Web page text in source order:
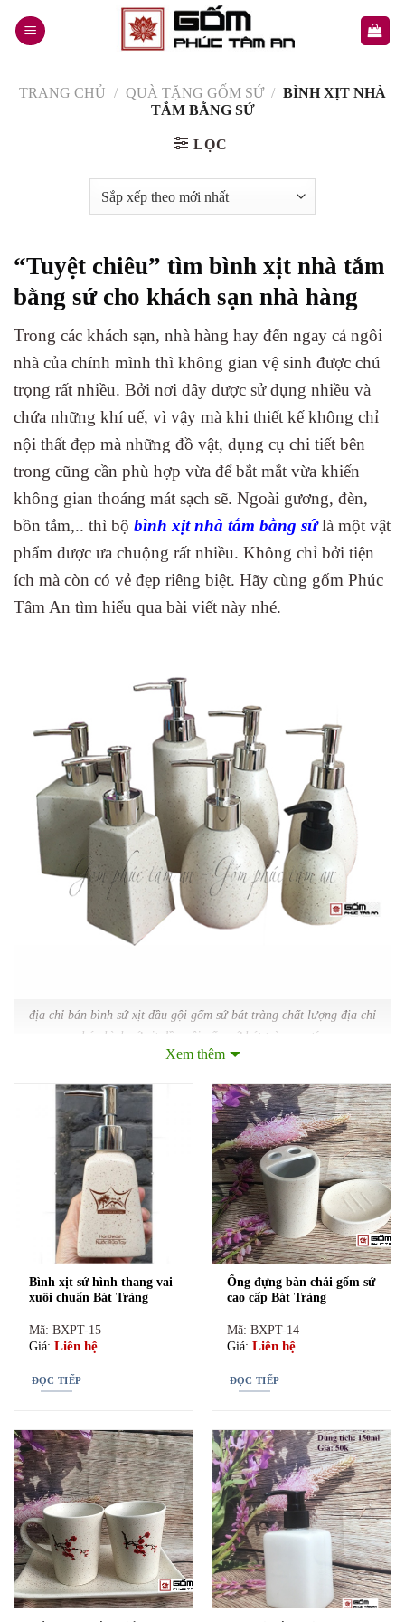
TRANG CHỦ / QUÀ TẶNG GỐM SỨ / BÌNH XỊT NHÀ
TẮM BẰNG SỨ
LỌC
“Tuyệt chiêu” tìm bình xịt nhà tắm
bằng sứ cho khách sạn nhà hàng
Trong các khách sạn, nhà hàng hay đến ngay cả ngôi
nhà của chính mình thì không gian vệ sinh được chú
trọng rất nhiều. Bởi nơi đây được sử dụng nhiều và
chứa những khí uế, vì vậy mà khi thiết kế không chỉ
nội thất đẹp mà những đồ vật, dụng cụ chi tiết bên
trong cũng cần phù hợp vừa để bắt mắt vừa khiến
không gian thoáng mát sạch sẽ. Ngoài gương, đèn,
bồn tắm,.. thì bộ bình xịt nhà tắm bằng sứlà một vật
phẩm được ưa chuộng rất nhiều. Không chỉ bởi tiện
ích mà còn có vẻ đẹp riêng biệt. Hãy cùng gốm Phúc
Tâm An tìm hiểu qua bài viết này nhé.
địa chỉ bán bình sứ xịt dầu gội gốm sứ bát tràng chất lượng địa chỉ
bán bình sứ xịt dầu gội gốm sứ bát tràng uy tín
Bộ bình xịt nhà tắm bằng sứ là gì? Gồm những gì?
Bình xịt nhà tắm bằng sứ hay còn gọi làbình xịt gội
hay nước tắm. Với Thiết kế có dạng thân được
làm bằng gốm sứ với nhiều kích thước và hình dạng
khác nhau. Có vòi xịt bằng inox dễ dàng xịt và tháo
lắp thay rửa.
Xem thêm
Bình xịt sứ hình thang vai
xuôi chuẩn Bát Tràng
Mã: BXPT-15
Giá:Liên hệ
ĐỌC TIẾP
Ống đựng bàn chải gốm sứ
cao cấp Bát Tràng
Mã: BXPT-14
Giá:Liên hệ
ĐỌC TIẾP